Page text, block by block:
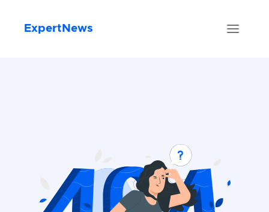
ExpertNews